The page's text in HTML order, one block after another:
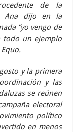
de la
Ana dijo en la
“yo vengo de
todo un ejemplo
y la primera
y las
se reúnen
electoral
político
en menos